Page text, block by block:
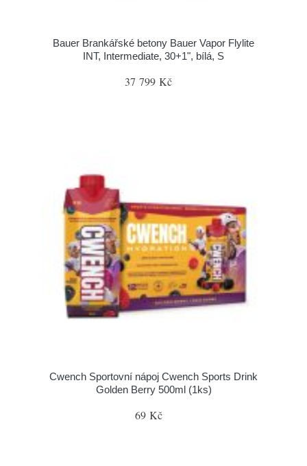
Bauer Brankářské betony Bauer Vapor Flylite
INT, Intermediate, 30+1", bílá, S
37 799 Kč
Cwench Sportovní nápoj Cwench Sports Drink
Golden Berry 500ml (1ks)
69 Kč